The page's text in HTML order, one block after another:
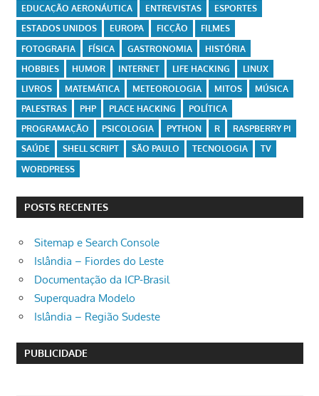
EDUCAÇÃO AERONÁUTICA
ENTREVISTAS
ESPORTES
ESTADOS UNIDOS
EUROPA FICÇÃO
FILMES
FOTOGRAFIA
FÍSICA GASTRONOMIA
HISTÓRIA
HOBBIES
HUMOR INTERNET LIFE HACKING
LINUX
LIVROS
MATEMÁTICA METEOROLOGIA MITOS
MÚSICA
PALESTRAS
PHP PLACE HACKING
POLÍTICA
PROGRAMAÇÃO
PSICOLOGIA PYTHON R
RASPBERRY PI
SAÚDE
SHELL SCRIPT SÃO PAULO TECNOLOGIA
TV
WORDPRESS
POSTS RECENTES
Sitemap e Search Console
Islândia – Fiordes do Leste
Documentação da ICP-Brasil
Superquadra Modelo
Islândia – Região Sudeste
PUBLICIDADE